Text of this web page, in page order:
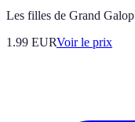
Les filles de Grand Galop
1.99 EURVoir le prix